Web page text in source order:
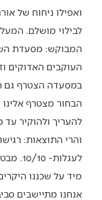
ואפילו ניחוח של
לבילוי מושלם.
המבוקש: מסעדת
העוקבים האדוקים
במסעדה הצטרף גם
הבחור מצטרף
להעריך ולהוקיר עד
והרי התוצאות:
מיד על שכננו
אנחנו מתיישבים